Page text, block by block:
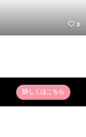
詳しくはこちら
3